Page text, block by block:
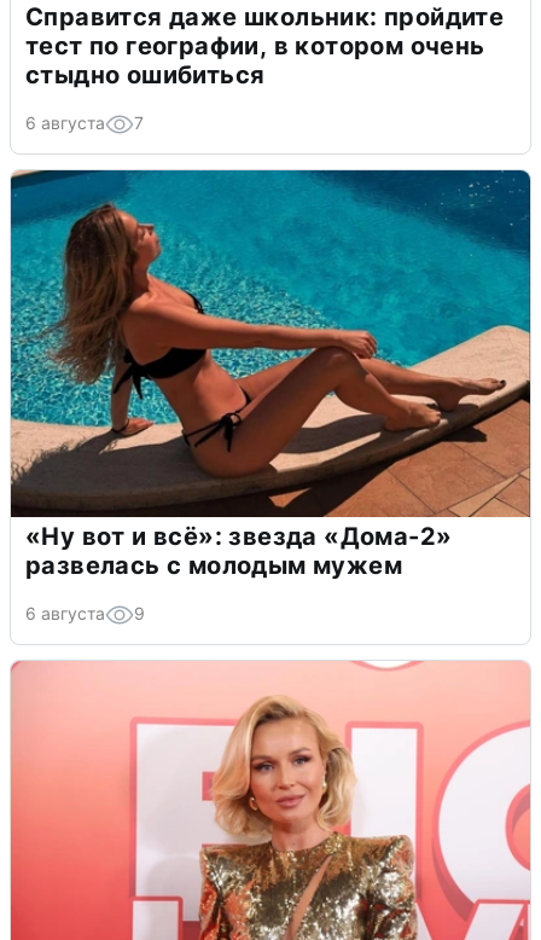
Справится даже школьник: пройдите
тест по географии, в котором очень
стыдно ошибиться
6 августа 7
«Ну вот и всё»: звезда «Дома-2»
развелась с молодым мужем
6 августа 9